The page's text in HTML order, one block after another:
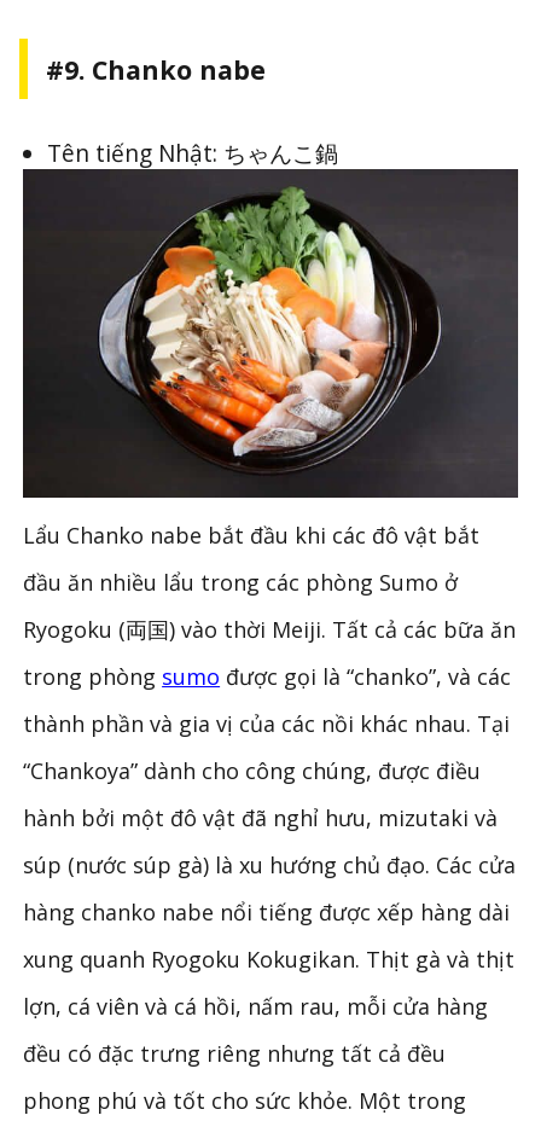
#9. Chanko nabe
Tên tiếng Nhật: ちゃんこ鍋
Lẩu Chanko nabe bắt đầu khi các đô vật bắt
đầu ăn nhiều lẩu trong các phòng Sumo ở
Ryogoku (両国) vào thời Meiji. Tất cả các bữa ăn
trong phòng sumo được gọi là “chanko”, và các
thành phần và gia vị của các nồi khác nhau. Tại
“Chankoya” dành cho công chúng, được điều
hành bởi một đô vật đã nghỉ hưu, mizutaki và
súp (nước súp gà) là xu hướng chủ đạo. Các cửa
hàng chanko nabe nổi tiếng được xếp hàng dài
xung quanh Ryogoku Kokugikan. Thịt gà và thịt
lợn, cá viên và cá hồi, nấm rau, mỗi cửa hàng
đều có đặc trưng riêng nhưng tất cả đều
phong phú và tốt cho sức khỏe. Một trong